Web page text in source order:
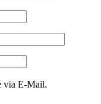
via E-Mail.